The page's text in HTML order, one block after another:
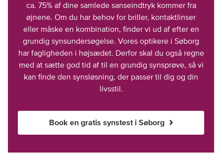
ca. 75% af dine samlede sanseindtryk kommer fra
øjnene. Om du har behov for briller, kontaktlinser
eller måske en kombination, finder vi ud af efter en
grundig synsundersøgelse. Vores optikere i Søborg
har fagligheden i højsædet. Derfor skal du også regne
med at sætte god tid af til en grundig synsprøve, så vi
kan finde den synsløsning, der passer til dig og din
livsstil.
Book en gratis synstest i Søborg